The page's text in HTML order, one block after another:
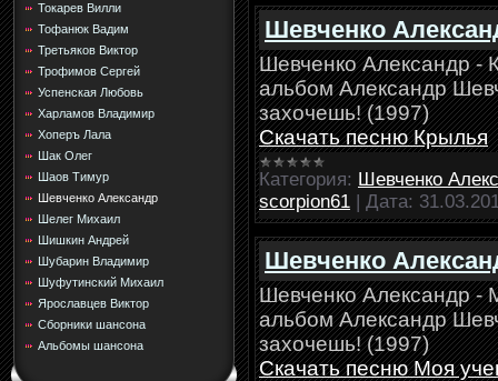
Токарев Вилли
Тофанюк Вадим
Третьяков Виктор
Трофимов Сергей
Успенская Любовь
Харламов Владимир
Хоперъ Лала
Шак Олег
Шаов Тимур
Шевченко Александр
Шелег Михаил
Шишкин Андрей
Шубарин Владимир
Шуфутинский Михаил
Ярославцев Виктор
Сборники шансона
Альбомы шансона
Шевченко
Шевченко Александр -
альбом Александр
захочешь! (1997)
Скачать песню Крылья
Категория: Шевченко
scorpion61 | Дата:
Шевченко
Шевченко Александр -
альбом Александр
захочешь! (1997)
Скачать песню Моя